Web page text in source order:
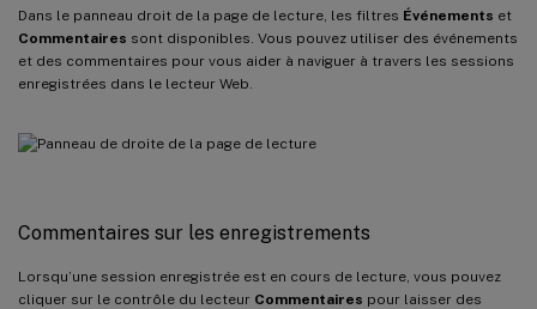
Dans le panneau droit de la page de lecture, les filtres Événements et
Commentaires sont disponibles. Vous pouvez utiliser des événements
et des commentaires pour vous aider à naviguer à travers les sessions
enregistrées dans le lecteur Web.
Commentaires sur les enregistrements
Lorsqu’une session enregistrée est en cours de lecture, vous pouvez
cliquer sur le contrôle du lecteur Commentaires pour laisser des